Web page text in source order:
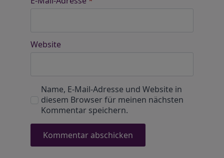
Website
Name, E-Mail-Adresse und Website in
diesem Browser für meinen nächsten
Kommentar speichern.